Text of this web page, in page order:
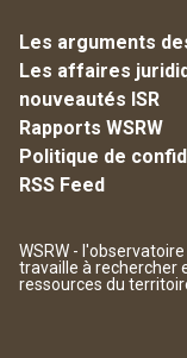
Les arguments
Les affaires
nouveautés ISR
Rapports WSRW
Politique de
RSS Feed
WSRW -
travaille à rechercher
ressources du